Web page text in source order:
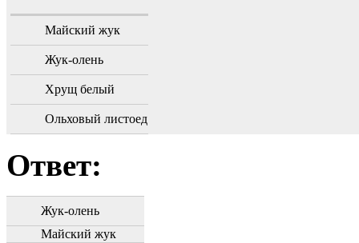
Майский жук
Жук-олень
Хрущ белый
Ольховый листоед
Ответ:
Жук-олень
Майский жук